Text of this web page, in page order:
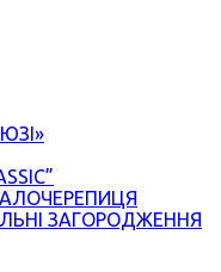
ЗАГОРОДЖЕННЯ